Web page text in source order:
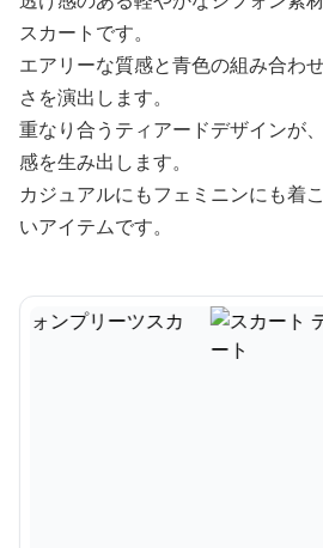
スカートです。
エアリーな質感と青色の組み合わ
さを演出します。
重なり合うティアードデザインが
感を生み出します。
カジュアルにもフェミニンにも着
いアイテムです。